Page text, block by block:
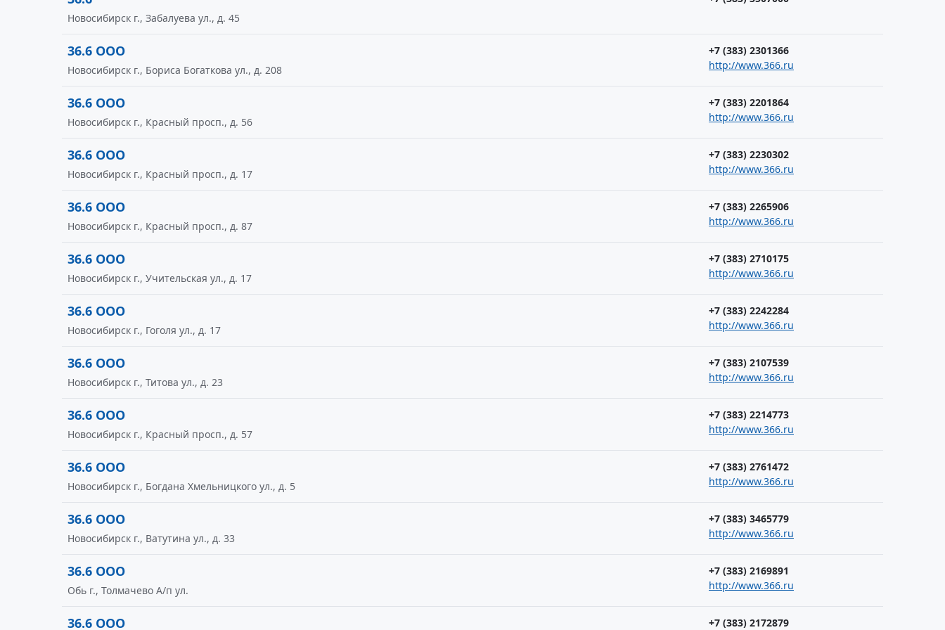
Новосибирск г., Забалуева ул., д. 45
36.6 ООО
+7 (383) 2301366
http://www.366.ru
Новосибирск г., Бориса Богаткова ул., д. 208
36.6 ООО
+7 (383) 2201864
http://www.366.ru
Новосибирск г., Красный просп., д. 56
36.6 ООО
+7 (383) 2230302
http://www.366.ru
Новосибирск г., Красный просп., д. 17
36.6 ООО
+7 (383) 2265906
http://www.366.ru
Новосибирск г., Красный просп., д. 87
36.6 ООО
+7 (383) 2710175
http://www.366.ru
Новосибирск г., Учительская ул., д. 17
36.6 ООО
+7 (383) 2242284
http://www.366.ru
Новосибирск г., Гоголя ул., д. 17
36.6 ООО
+7 (383) 2107539
http://www.366.ru
Новосибирск г., Титова ул., д. 23
36.6 ООО
+7 (383) 2214773
http://www.366.ru
Новосибирск г., Красный просп., д. 57
36.6 ООО
+7 (383) 2761472
http://www.366.ru
Новосибирск г., Богдана Хмельницкого ул., д. 5
36.6 ООО
+7 (383) 3465779
http://www.366.ru
Новосибирск г., Ватутина ул., д. 33
36.6 ООО
+7 (383) 2169891
http://www.366.ru
Обь г., Толмачево А/п ул.
36.6 ООО
+7 (383) 2172879